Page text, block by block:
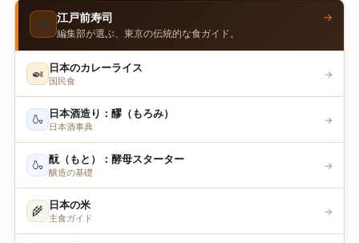
🍣 江戸前寿司
編集部が選ぶ、東京の伝統的な食ガイド。
→
🍛 日本のカレーライス
国民食
→
🍶 日本酒造り：醪（もろみ）
日本酒事典
→
🍶 酛（もと）：酵母スターター
醸造の基礎
→
🌾 日本の米
主食ガイド
→